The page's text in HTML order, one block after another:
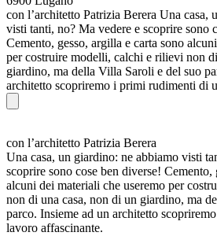
con l’architetto Patrizia Berera Una casa,
visti tanti, no? Ma vedere e scoprire sono
Cemento, gesso, argilla e carta sono
per costruire modelli, calchi e rilievi non
giardino, ma della Villa Saroli e del suo
architetto scopriremo i primi rudimenti di
con l’architetto Patrizia Berera
Una casa, un giardino: ne abbiamo visti
scoprire sono cose ben diverse! Cemento,
alcuni dei materiali che useremo per
non di una casa, non di un giardino, ma
parco. Insieme ad un architetto
lavoro affascinante.